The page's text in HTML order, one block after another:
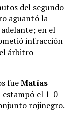
del segundo
aguantó la
en el
infracción
árbitro
fueMatías
el 1-0
rojinegro.